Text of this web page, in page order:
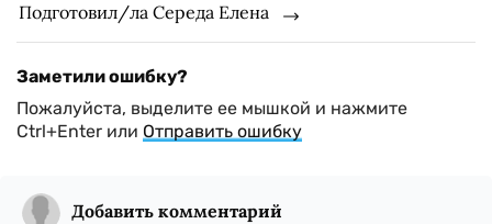
Подготовил/ла Середа Елена
Заметили ошибку?
Пожалуйста, выделите ее мышкой и нажмите
Ctrl+Enter или Отправить ошибку
Добавить комментарий